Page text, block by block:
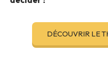
DÉCOUVRIR LE